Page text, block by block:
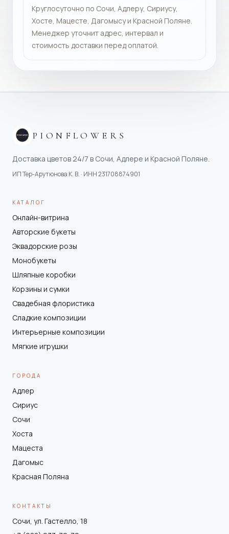
Круглосуточно по Сочи, Адлеру, Сириусу,
Хосте, Мацесте, Дагомысу и Красной Поляне.
Менеджер уточнит адрес, интервал и
стоимость доставки перед оплатой.
PIONFLOWERS
Доставка цветов 24/7 в Сочи, Адлере и Красной Поляне.
ИП Тер-Арутюнова К. В. · ИНН231708874901
КАТАЛОГ
Онлайн-витрина
Авторские букеты
Эквадорские розы
Монобукеты
Шляпные коробки
Корзины и сумки
Свадебная флористика
Сладкие композиции
Интерьерные композиции
Мягкие игрушки
ГОРОДА
Адлер
Сириус
Сочи
Хоста
Мацеста
Дагомыс
Красная Поляна
КОНТАКТЫ
Сочи, ул. Гастелло, 18